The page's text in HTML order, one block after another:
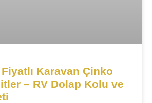
Karavan Çinko
– RV Dolap Kolu ve